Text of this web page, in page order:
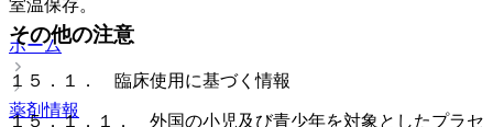
室温保存。
ホーム
薬剤情報
その他の注意
１５．１． 臨床使用に基づく情報
１５．１．１． 外国の小児及び青少年を対象としたプラセ